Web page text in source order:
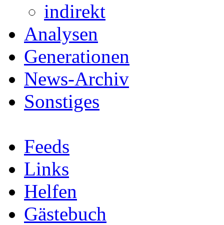
indirekt
Analysen
Generationen
News-Archiv
Sonstiges
Feeds
Links
Helfen
Gästebuch